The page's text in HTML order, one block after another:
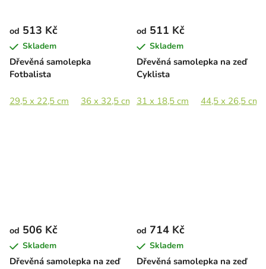
Dřevěná samolepka
Fotbalista
od 513 Kč
Skladem
29,5 x 22,5 cm 36 x 32,5 cm 49,5 x 44,5 cm 72 x 65 cm
Dřevěná samolepka na zeď
Cyklista
od 511 Kč
Skladem
31 x 18,5 cm 44,5 x 26,5 cm
Dřevěná samolepka na zeď
od 506 Kč
Skladem
Dřevěná samolepka na zeď
od 714 Kč
Skladem